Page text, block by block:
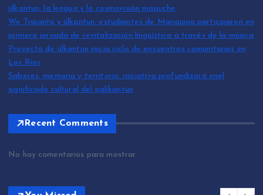
ülkantun, la lengua y la cosmovisión mapuche
We Tripantü y ülkantun: estudiantes de Mariquina participaron en
primera jornada de revitalización lingüística a través de la música
Proyecto de ülkantun inicia ciclo de encuentros comunitarios en
Los Ríos
Saberes, memoria y territorio: iniciativa profundizará enel
significado cultural del palikantun
Recent Comments
No hay comentarios para mostrar.